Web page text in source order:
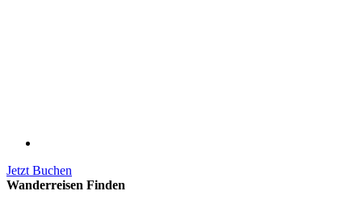
Jetzt Buchen
Wanderreisen Finden